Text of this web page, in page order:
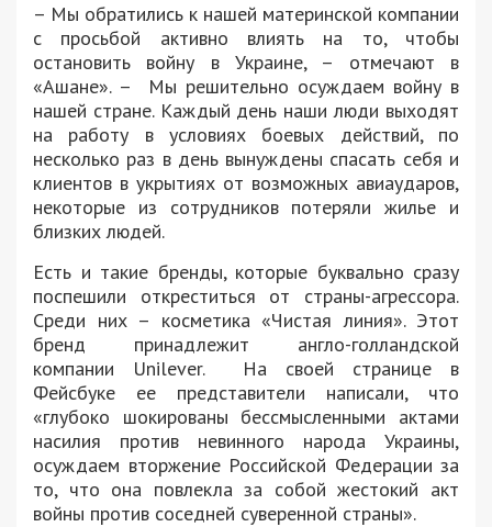
– Мы обратились к нашей материнской компании
с просьбой активно влиять на то, чтобы
остановить войну в Украине, – отмечают в
«Ашане». – Мы решительно осуждаем войну в
нашей стране. Каждый день наши люди выходят
на работу в условиях боевых действий, по
несколько раз в день вынуждены спасать себя и
клиентов в укрытиях от возможных авиаударов,
некоторые из сотрудников потеряли жилье и
близких людей.
Есть и такие бренды, которые буквально сразу
поспешили откреститься от страны-агрессора.
Среди них – косметика «Чистая линия». Этот
бренд принадлежит англо-голландской
компании Unilever. На своей странице в
Фейсбуке ее представители написали, что
«глубоко шокированы бессмысленными актами
насилия против невинного народа Украины,
осуждаем вторжение Российской Федерации за
то, что она повлекла за собой жестокий акт
войны против соседней суверенной страны».